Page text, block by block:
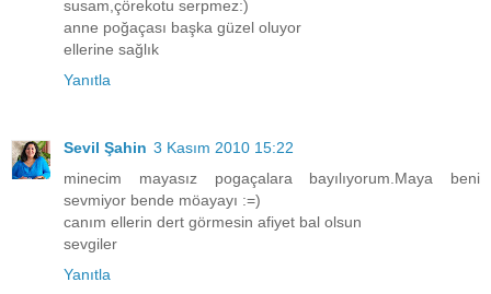
susam,çörekotu serpmez:)
anne poğaçası başka güzel oluyor
ellerine sağlık
Yanıtla
Sevil Şahin 3 Kasım 2010 15:22
minecim mayasız pogaçalara bayılıyorum.Maya beni
sevmiyor bende möayayı :=)
canım ellerin dert görmesin afiyet bal olsun
sevgiler
Yanıtla